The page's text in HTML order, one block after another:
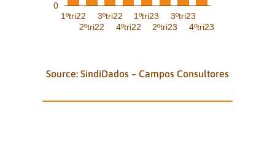
1ºtri22
2ºtri22
3ºtri22
4ºtri22
1ºtri23
2ºtri23
3ºtri23
4ºtri23
0
Source: SindiDados – Campos Consultores